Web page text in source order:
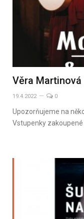
Věra
19.4.2022 0
Upozorňujeme na
Vstupenky zakoupené